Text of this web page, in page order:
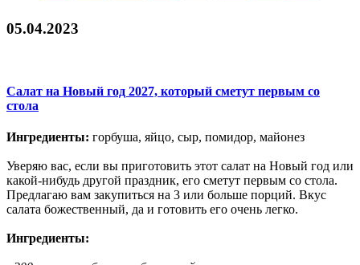
05.04.2023
Салат на Новый год 2027, который сметут первым со
стола
Ингредиенты: горбуша, яйцо, сыр, помидор, майонез
Уверяю вас, если вы приготовить этот салат на Новый год или
какой-нибудь другой праздник, его сметут первым со стола.
Предлагаю вам закупиться на 3 или больше порций. Вкус
салата божественный, да и готовить его очень легко.
Ингредиенты: